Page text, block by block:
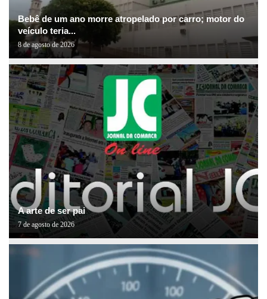
Bebê de um ano morre atropelado por carro; motor do
veículo teria...
8 de agosto de 2026
A arte de ser pai
7 de agosto de 2026